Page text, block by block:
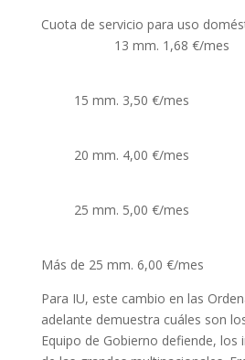
Cuota de servicio para uso
13 mm. 1,68 €/mes
15 mm. 3,50 €/mes
20 mm. 4,00 €/mes
25 mm. 5,00 €/mes
Más de 25 mm. 6,00 €/mes
Para IU, este cambio en las
adelante demuestra cuáles son
Equipo de Gobierno defiende, los